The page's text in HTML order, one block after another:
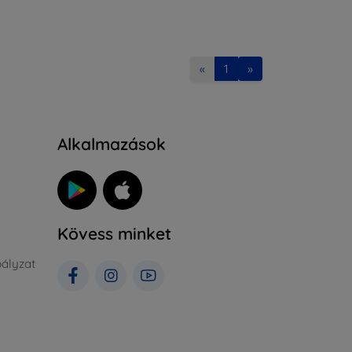
« 1 »
Alkalmazások
Kövess minket